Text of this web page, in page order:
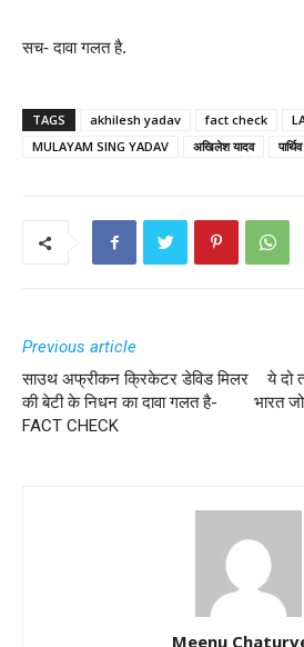
सच- दावा गलत है.
TAGS akhilesh yadav fact check
MULAYAM SING YADAV
अखिलेश यादव
Previous article
साउथ अफ्रीकन क्रिकेटर डेविड मिलर
की बेटी के निधन का दावा गलत है-
FACT CHECK
ये दो
भारत
Meenu